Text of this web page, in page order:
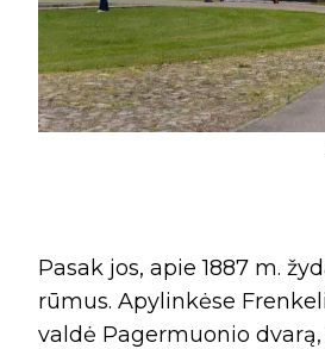
Pasak jos, apie 1887 m.
rūmus. Apylinkėse
valdė Pagermuonio